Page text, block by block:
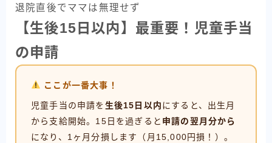
退院直後でママは無理せず
【生後15日以内】最重要！児童手当
の申請
ここが一番大事！
児童手当の申請を生後15日以内にすると、出生月
から支給開始。15日を過ぎると 申請の翌月分から
になり、1ヶ月分損します（月15,000円損！）。